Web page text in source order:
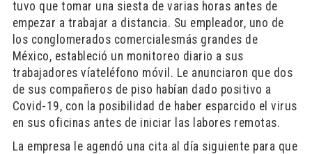
tuvo que tomar una siesta de varias horas antes de
empezar a trabajar a distancia. Su empleador, uno de
los conglomerados comercialesmás grandes de
México, estableció un monitoreo diario a sus
trabajadores víateléfono móvil. Le anunciaron que dos
de sus compañeros de piso habían dado positivo a
Covid-19, con la posibilidad de haber esparcido el virus
en sus oficinas antes de iniciar las labores remotas.
La empresa le agendó una cita al día siguiente para que